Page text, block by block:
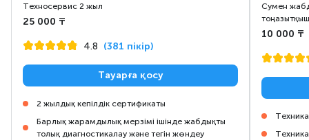
Техносервис 2 жыл
25 000 ₸
4.8 (381 пікір)
Тауарға қосу
2 жылдық кепілдік сертификаты
Барлық жарамдылық мерзімі ішінде жабдықты
толық диагностикалау және тегін жөндеу
Сумен
10 000 ₸